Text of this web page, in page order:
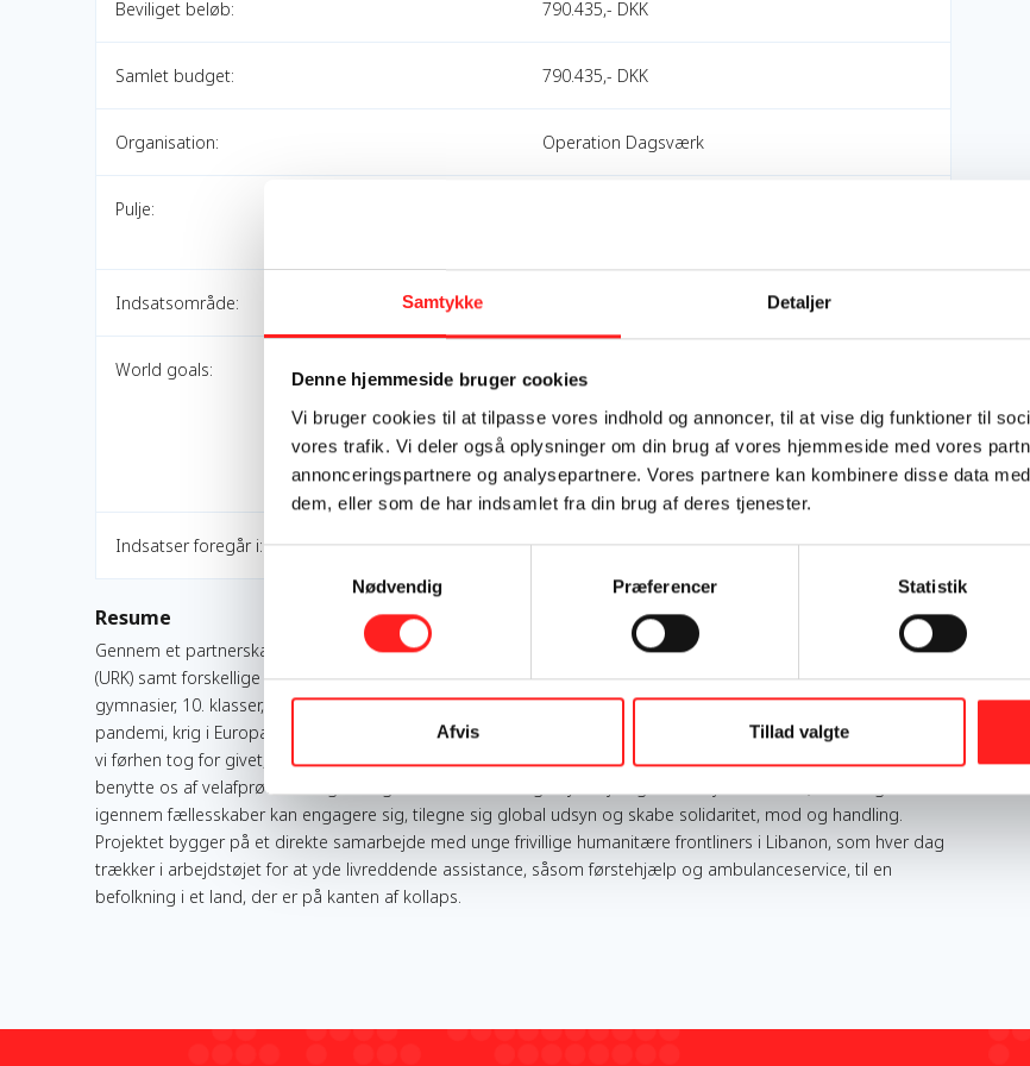
Samtykke Detaljer
Denne hjemmeside bruger cookies
Vi bruger cookies til at tilpasse vores indhold og annoncer, til at vise dig funktioner til
vores trafik. Vi deler også oplysninger om din brug af vores hjemmeside med vores
annonceringspartnere og analysepartnere. Vores partnere kan kombinere disse data
dem, eller som de har indsamlet fra din brug af deres tjenester.
Nødvendig
Præferencer Statistik
Afvis Tillad valgte
Beviliget beløb: 790.435,- DKK
Samlet budget: 790.435,- DKK
Organisation: Operation Dagsværk
Pulje:
Indsatsområde:
World goals:
Mål 3: Sundhed og trivsel
Mål 5: Ligestilling mellem kønnene
Mål 10: Mindre ulighed
Mål 17: Partnerskaber for handling
Indsatser foregår i: Lebanon
Resume
Gennem et partnerskab mellem elevorganisationen Operation Dagsværk (OD) og Ungdommens Røde Kors
(URK) samt forskellige relevante aktører, vil projektet Life Saver nå ud til op mod 50.000 unge på danske
gymnasier, 10. klasser, efterskoler og ambulanceredderuddannelsen. Ovenpå nogle tumultariske år med
pandemi, krig i Europa og økonomisk krise oplever vi som ungdomsorganisationer, at mange af de strukturer
vi førhen tog for givet, er blevet brudt og nye skal opbygges. Gennem denne kampagneindsats vil vi både
benytte os af velafprøvede ung-til-ung metoder samt søge nye veje og skabe nye strukturer, hvor unge
igennem fællesskaber kan engagere sig, tilegne sig global udsyn og skabe solidaritet, mod og handling.
Projektet bygger på et direkte samarbejde med unge frivillige humanitære frontliners i Libanon, som hver dag
trækker i arbejdstøjet for at yde livreddende assistance, såsom førstehjælp og ambulanceservice, til en
befolkning i et land, der er på kanten af kollaps.